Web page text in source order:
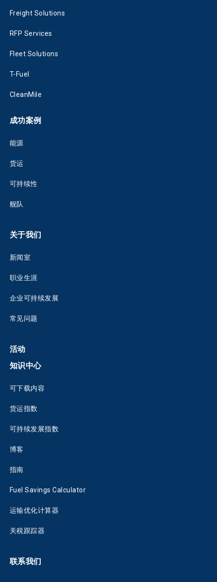
Freight Solutions
RFP Services
Fleet Solutions
T-Fuel
CleanMile
成功案例
能源
货运
可持续性
舰队
关于我们
新闻室
职业生涯
企业可持续发展
常见问题
活动
知识中心
可下载内容
货运指数
可持续发展指数
博客
指南
Fuel Savings Calculator
运输优化计算器
关税跟踪器
联系我们